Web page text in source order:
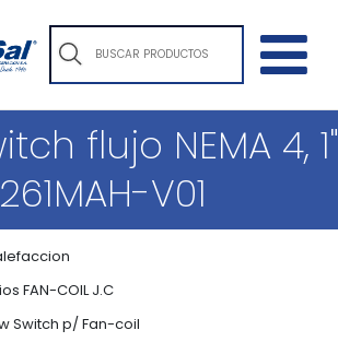
flujo NEMA 4, 1"
V01
FAN-COIL J.C
Switch p/ Fan-coil